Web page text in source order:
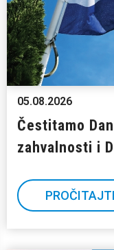
05.08.2026
Čestitamo
zahvalnosti i